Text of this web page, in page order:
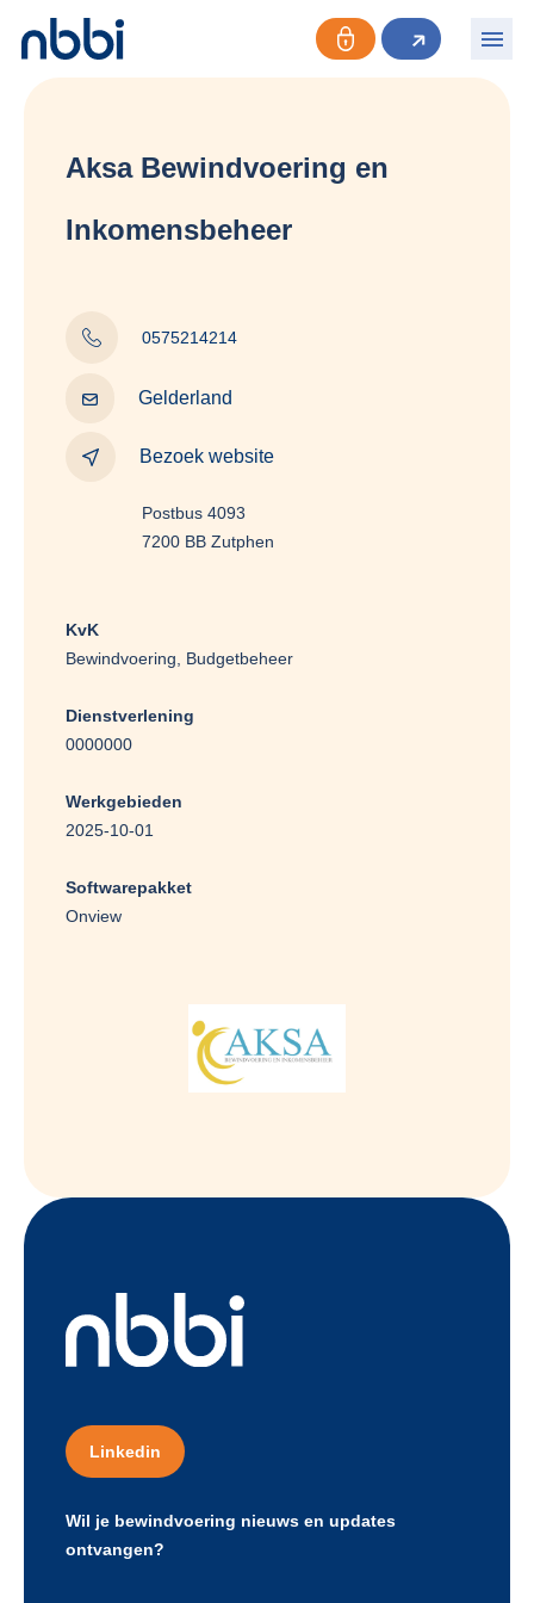
Aksa Bewindvoering en
Inkomensbeheer
0575214214
Gelderland
Bezoek website
Postbus 4093
7200 BB Zutphen
KvK
Bewindvoering, Budgetbeheer
Dienstverlening
0000000
Werkgebieden
2025-10-01
Softwarepakket
Onview
Linkedin
Wil je bewindvoering nieuws en updates
ontvangen?